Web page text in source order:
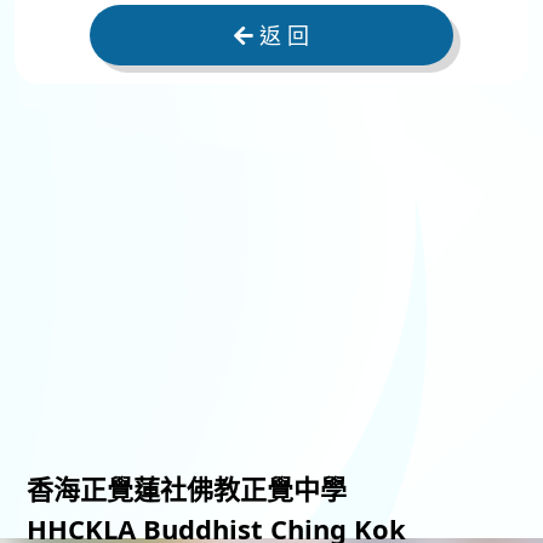
返 回
香海正覺蓮社佛教正覺中學
HHCKLA Buddhist Ching Kok